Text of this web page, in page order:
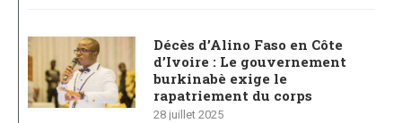
Décès d’Alino Faso en Côte
d’Ivoire : Le gouvernement
burkinabè exige le
rapatriement du corps
28 juillet 2025